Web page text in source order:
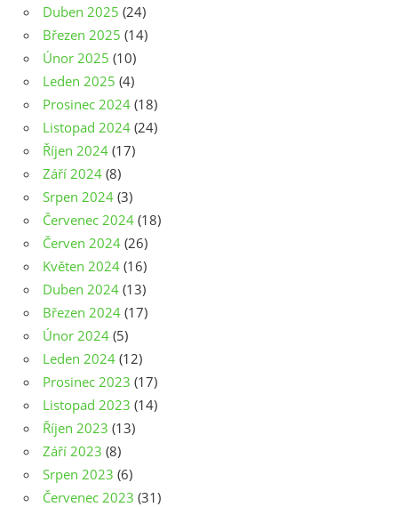
Duben 2025 (24)
Březen 2025 (14)
Únor 2025 (10)
Leden 2025 (4)
Prosinec 2024 (18)
Listopad 2024 (24)
Říjen 2024 (17)
Září 2024 (8)
Srpen 2024 (3)
Červenec 2024 (18)
Červen 2024 (26)
Květen 2024 (16)
Duben 2024 (13)
Březen 2024 (17)
Únor 2024 (5)
Leden 2024 (12)
Prosinec 2023 (17)
Listopad 2023 (14)
Říjen 2023 (13)
Září 2023 (8)
Srpen 2023 (6)
Červenec 2023 (31)